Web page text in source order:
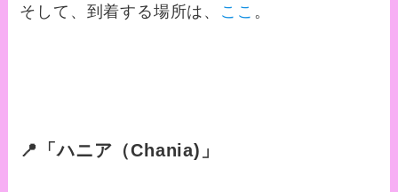
そして、到着する場所は、 ここ 。
📍「ハニア（Chania)」